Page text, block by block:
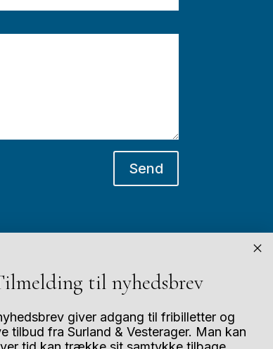
Send
til nyhedsbrev
giver adgang til fribilletter og
tilbud fra Surland & Vesterager. Man kan